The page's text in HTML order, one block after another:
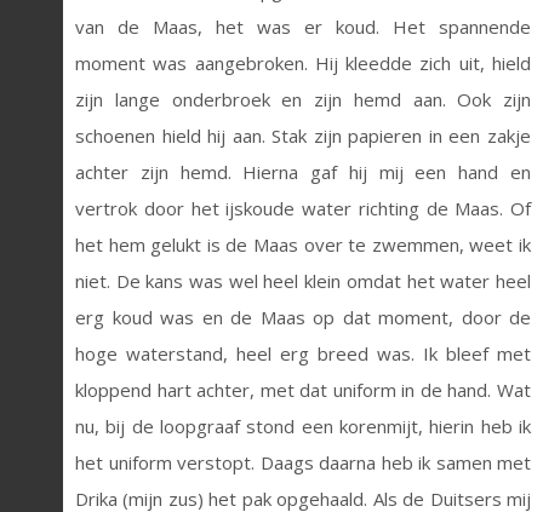
van de Maas, het was er koud. Het spannende
moment was aangebroken. Hij kleedde zich uit, hield
zijn lange onderbroek en zijn hemd aan. Ook zijn
schoenen hield hij aan. Stak zijn papieren in een zakje
achter zijn hemd. Hierna gaf hij mij een hand en
vertrok door het ijskoude water richting de Maas. Of
het hem gelukt is de Maas over te zwemmen, weet ik
niet. De kans was wel heel klein omdat het water heel
erg koud was en de Maas op dat moment, door de
hoge waterstand, heel erg breed was. Ik bleef met
kloppend hart achter, met dat uniform in de hand. Wat
nu, bij de loopgraaf stond een korenmijt, hierin heb ik
het uniform verstopt. Daags daarna heb ik samen met
Drika (mijn zus) het pak opgehaald. Als de Duitsers mij